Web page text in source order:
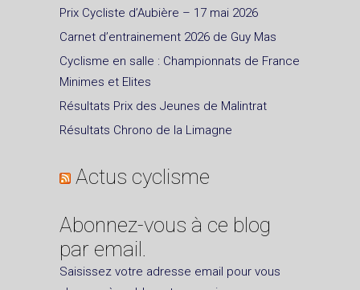
Prix Cycliste d’Aubière – 17 mai 2026
Carnet d’entrainement 2026 de Guy Mas
Cyclisme en salle : Championnats de France
Minimes et Elites
Résultats Prix des Jeunes de Malintrat
Résultats Chrono de la Limagne
Actus cyclisme
Abonnez-vous à ce blog
par email.
Saisissez votre adresse email pour vous